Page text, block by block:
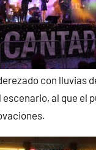
con lluvias
escenario, al que el